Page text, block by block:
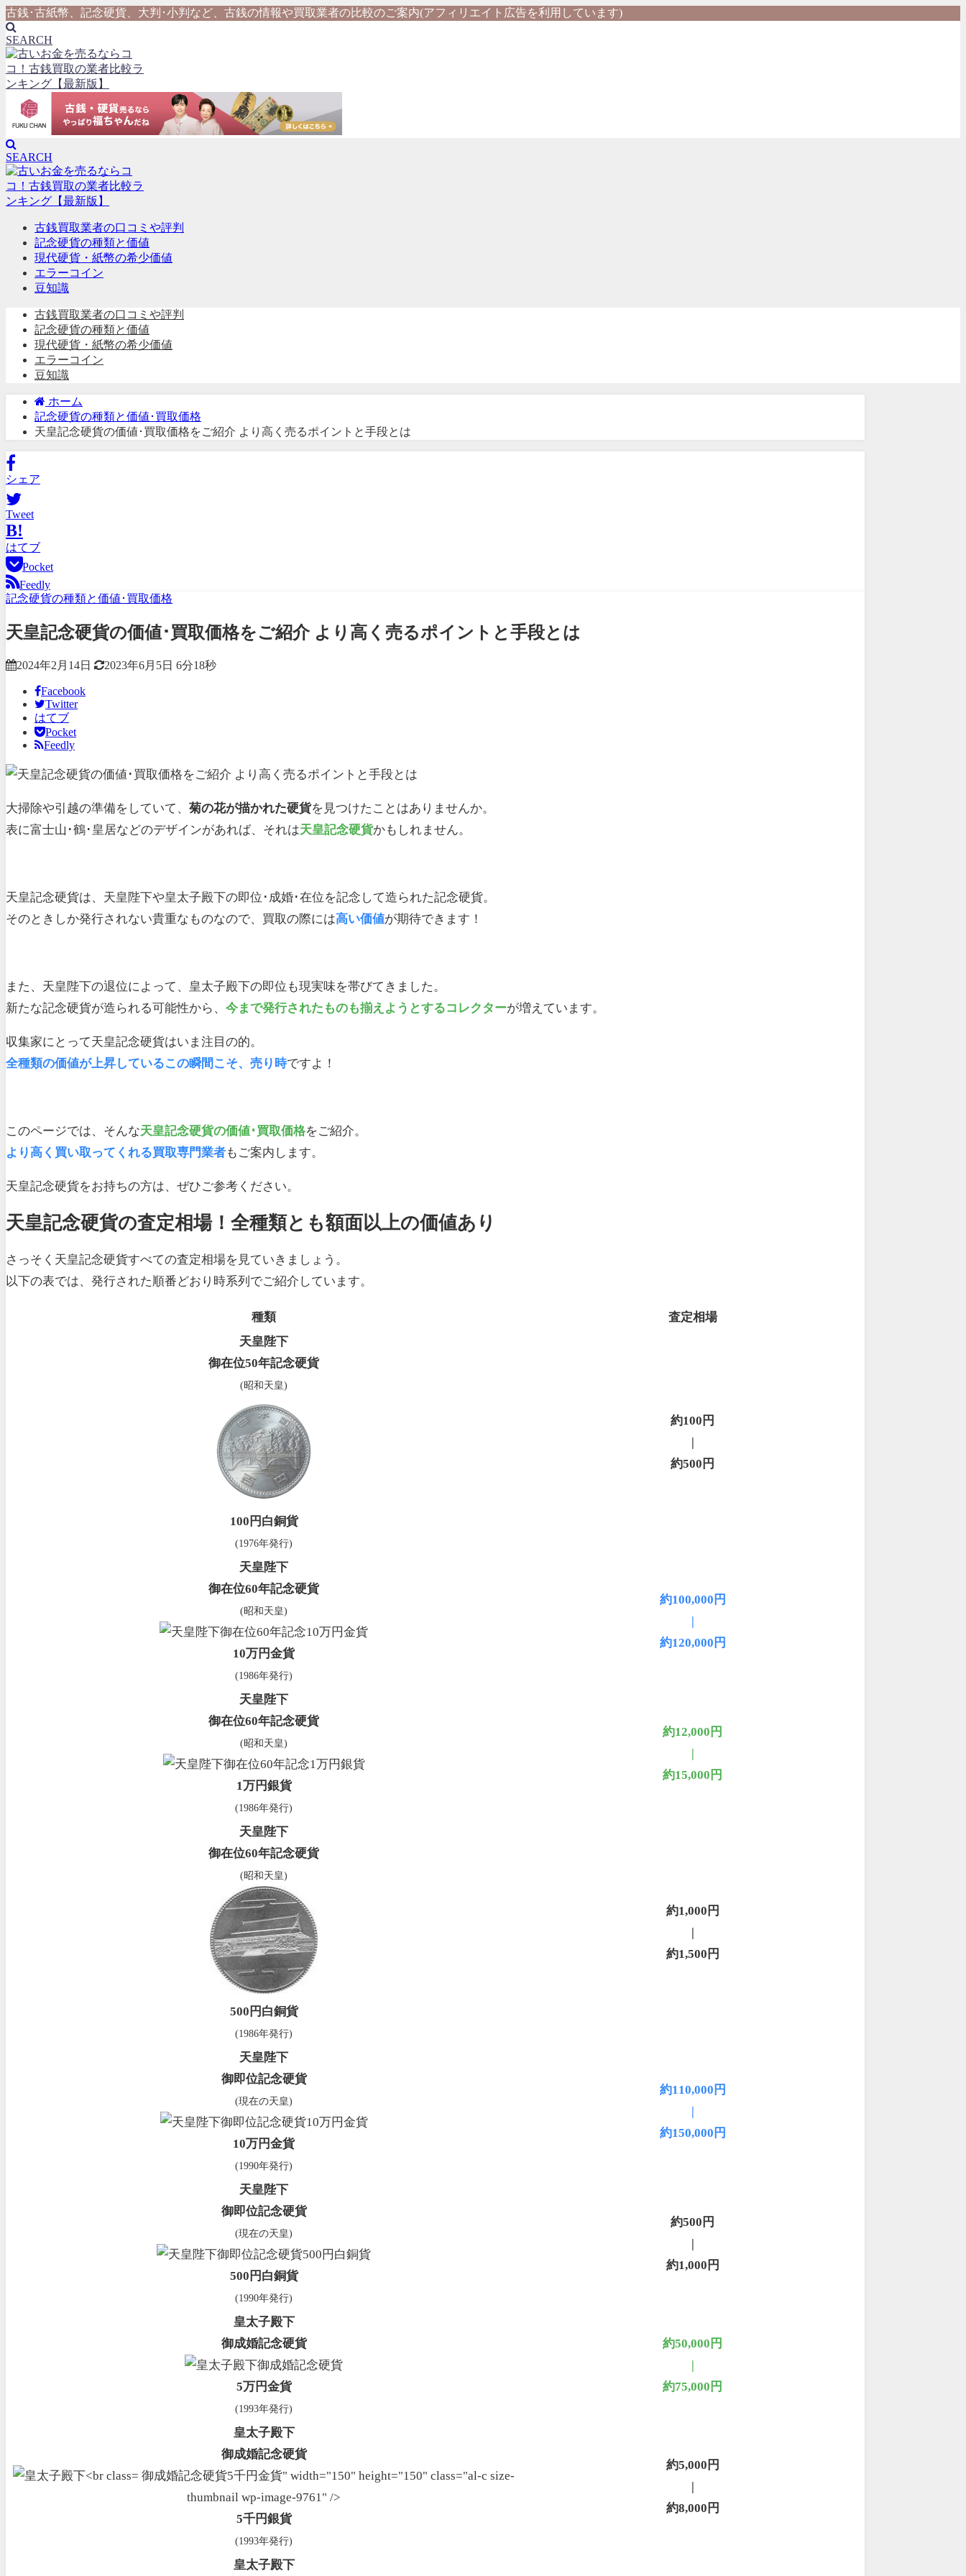
古銭･古紙幣、記念硬貨、大判･小判など、古銭の情報や買取業者の比較のご案内(アフィリエイト広告を利用しています)
SEARCH
SEARCH
古銭買取業者の口コミや評判
記念硬貨の種類と価値
現代硬貨・紙幣の希少価値
エラーコイン
豆知識
古銭買取業者の口コミや評判
記念硬貨の種類と価値
現代硬貨・紙幣の希少価値
エラーコイン
豆知識
ホーム
記念硬貨の種類と価値･買取価格
天皇記念硬貨の価値･買取価格をご紹介 より高く売るポイントと手段とは
シェア
Tweet
B!
はてブ
Pocket
Feedly
記念硬貨の種類と価値･買取価格
天皇記念硬貨の価値･買取価格をご紹介 より高く売るポイントと手段とは
2024年2月14日 2023年6月5日 6分18秒
Facebook
Twitter
はてブ
Pocket
Feedly
大掃除や引越の準備をしていて、 菊の花が描かれた硬貨を見つけたことはありませんか。
表に富士山･鶴･皇居などのデザインがあれば、それは天皇記念硬貨かもしれません。
天皇記念硬貨は、天皇陛下や皇太子殿下の即位･成婚･在位を記念して造られた記念硬貨。
そのときしか発行されない貴重なものなので、買取の際には高い価値が期待できます！
また、天皇陛下の退位によって、皇太子殿下の即位も現実味を帯びてきました。
新たな記念硬貨が造られる可能性から、 今まで発行されたものも揃えようとするコレクターが増えています。
収集家にとって天皇記念硬貨はいま注目の的。
全種類の価値が上昇しているこの瞬間こそ、売り時ですよ！
このページでは、そんな天皇記念硬貨の価値･買取価格をご紹介。
より高く買い取ってくれる買取専門業者もご案内します。
天皇記念硬貨をお持ちの方は、ぜひご参考ください。
天皇記念硬貨の査定相場！全種類とも額面以上の価値あり
さっそく天皇記念硬貨すべての査定相場を見ていきましょう。
以下の表では、発行された順番どおり時系列でご紹介しています。
種類
査定相場
天皇陛下
御在位50年記念硬貨
(昭和天皇)
100円白銅貨
(1976年発行)
約100円
|
約500円
天皇陛下
御在位60年記念硬貨
(昭和天皇)
10万円金貨
(1986年発行)
約100,000円
|
約120,000円
天皇陛下
御在位60年記念硬貨
(昭和天皇)
1万円銀貨
(1986年発行)
約12,000円
|
約15,000円
天皇陛下
御在位60年記念硬貨
(昭和天皇)
500円白銅貨
(1986年発行)
約1,000円
|
約1,500円
天皇陛下
御即位記念硬貨
(現在の天皇)
10万円金貨
(1990年発行)
約110,000円
|
約150,000円
天皇陛下
御即位記念硬貨
(現在の天皇)
500円白銅貨
(1990年発行)
約500円
|
約1,000円
皇太子殿下
御成婚記念硬貨
5万円金貨
(1993年発行)
約50,000円
|
約75,000円
皇太子殿下
御成婚記念硬貨
御成婚記念硬貨5千円金貨" width="150" height="150" class="al-c size-
thumbnail wp-image-9761" />
5千円銀貨
(1993年発行)
約5,000円
|
約8,000円
皇太子殿下